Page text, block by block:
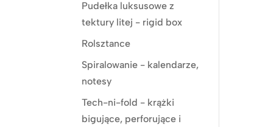
Pudełka luksusowe z
tektury litej - rigid box
Rolsztance
Spiralowanie - kalendarze,
notesy
Tech-ni-fold - krążki
bigujące, perforujące i